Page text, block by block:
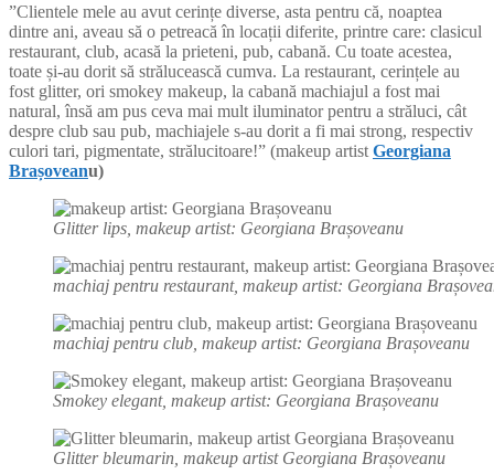
”Clientele mele au avut cerințe diverse, asta pentru că, noaptea
dintre ani, aveau să o petreacă în locații diferite, printre care: clasicul
restaurant, club, acasă la prieteni, pub, cabană. Cu toate acestea,
toate și-au dorit să strălucească cumva. La restaurant, cerințele au
fost glitter, ori smokey makeup, la cabană machiajul a fost mai
natural, însă am pus ceva mai mult iluminator pentru a străluci, cât
despre club sau pub, machiajele s-au dorit a fi mai strong, respectiv
culori tari, pigmentate, strălucitoare!” (makeup artist Georgiana
Brașoveanu)
Glitter lips, makeup artist: Georgiana Brașoveanu
machiaj pentru restaurant, makeup artist: Georgiana
machiaj pentru club, makeup artist: Georgiana Brașoveanu
Smokey elegant, makeup artist: Georgiana Brașoveanu
Glitter bleumarin, makeup artist Georgiana Brașoveanu